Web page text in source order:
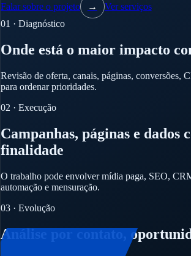
Falar sobre o projeto →
Ver serviços
01 · Diagnóstico
Onde está o maior impacto
Revisão de oferta, canais, páginas, conversões,
para ordenar prioridades.
02 · Execução
Campanhas, páginas e dados
finalidade
O trabalho pode envolver mídia paga, SEO,
automação e mensuração.
03 · Evolução
Análise por contato,